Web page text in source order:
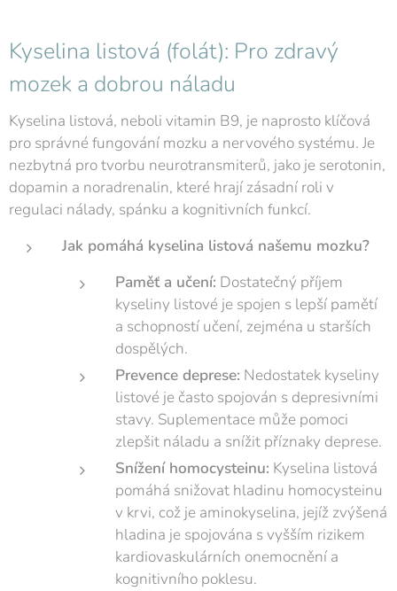
Kyselina listová (folát): Pro zdravý
mozek a dobrou náladu
Kyselina listová, neboli vitamin B9, je naprosto klíčová
pro správné fungování mozku a nervového systému. Je
nezbytná pro tvorbu neurotransmiterů, jako je serotonin,
dopamin a noradrenalin, které hrají zásadní roli v
regulaci nálady, spánku a kognitivních funkcí.
Jak pomáhá kyselina listová našemu mozku?
Paměť a učení: Dostatečný příjem
kyseliny listové je spojen s lepší pamětí
a schopností učení, zejména u starších
dospělých.
Prevence deprese: Nedostatek kyseliny
listové je často spojován s depresivními
stavy. Suplementace může pomoci
zlepšit náladu a snížit příznaky deprese.
Snížení homocysteinu: Kyselina listová
pomáhá snižovat hladinu homocysteinu
v krvi, což je aminokyselina, jejíž zvýšená
hladina je spojována s vyšším rizikem
kardiovaskulárních onemocnění a
kognitivního poklesu.